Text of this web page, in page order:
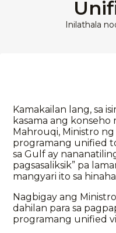
Inilathala
Kamakailan lang, sa
kasama ang konseho
Mahrouqi, Ministro
programang unified
sa Gulf ay
pagsasaliksik” pa
mangyari ito sa
Nagbigay ang
dahilan para sa
programang unified